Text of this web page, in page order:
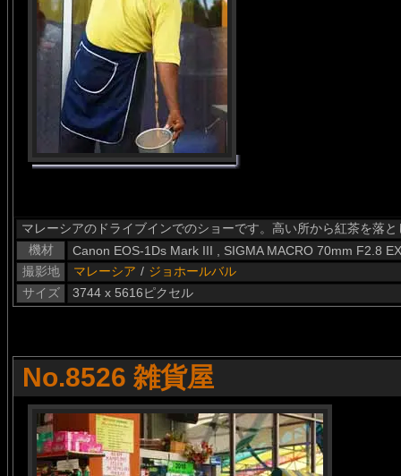
マレーシアのドライブインでのショーです。高い所から紅茶を落
機材
Canon EOS-1Ds Mark III , SIGMA MACRO 70mm F2.8
撮影地
マレーシア / ジョホールバル
サイズ
3744 x 5616ピクセル
No.8526 雑貨屋